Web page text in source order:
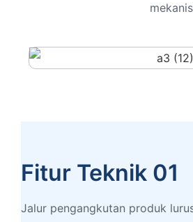
Fitur Teknik 01
Jalur pengangkutan produk